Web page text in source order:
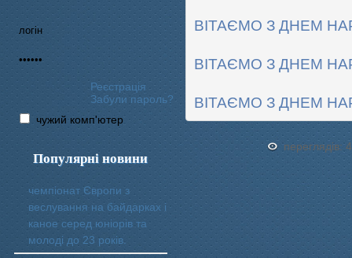
Реєстрація
Забули пароль?
чужий комп'ютер
Популярні новини
чемпіонат Європи з
веслування на байдарках і
каное серед юніорів та
молоді до 23 років.
ВІТАЄМО З ДНЕМ
ВІТАЄМО З ДНЕМ
ВІТАЄМО З ДНЕМ
переглядів: